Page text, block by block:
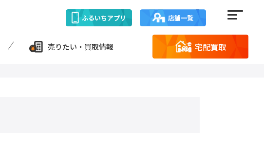
ふるいちアプリ 店舗一覧
売りたい・買取情報 宅配買取